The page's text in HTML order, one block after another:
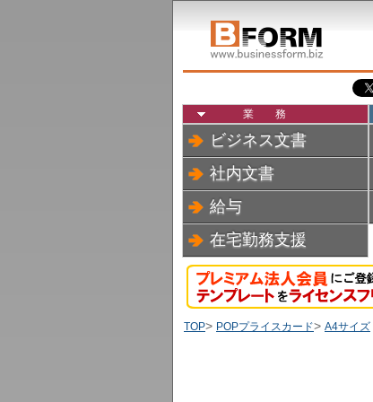
業務
ビジネス文書
社内文書
給与
在宅勤務支援
TOP> POPプライスカード> A4サイズ